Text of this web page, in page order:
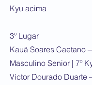
Kyu acima
3º Lugar
Kauã Soares Caetano
Masculino Senior | 7º
Victor Dourado Duarte